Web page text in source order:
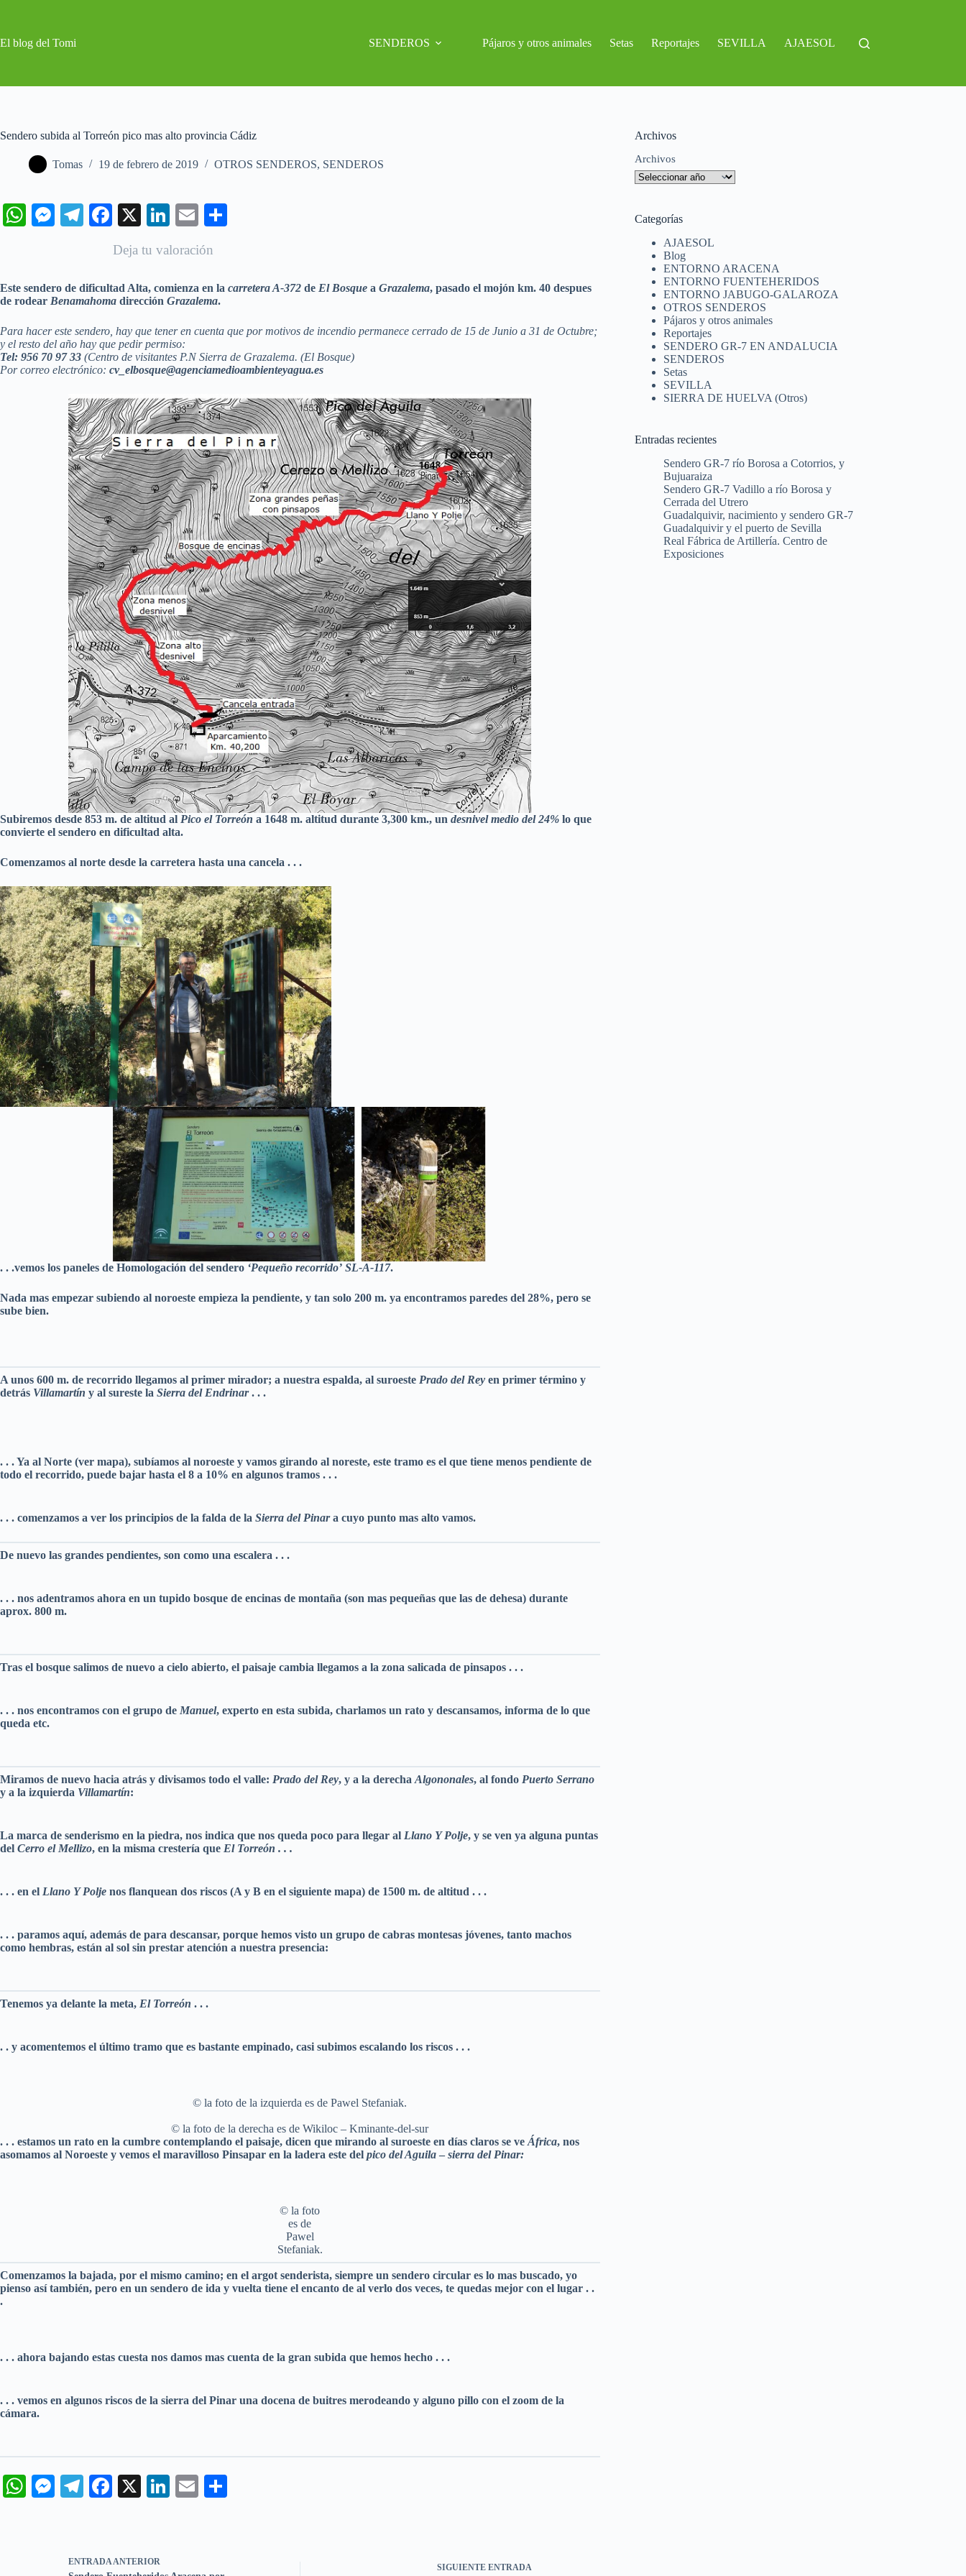
El blog del Tomi
SENDEROS Pájaros y otros animales Setas Reportajes SEVILLA AJAESOL
Sendero subida al Torreón pico mas alto provincia Cádiz
Tomas 19 de febrero de 2019 OTROS SENDEROS, SENDEROS
W
A
pp
M
ng
er
Te
a
m
Fa
bo
ok
X
Li
ed
In
E
ail
pa
r
Deja tu valoración
Este sendero de dificultad Alta, comienza en la carretera A-372 de El Bosque a Grazalema, pasado el mojón km. 40 despues
de rodear Benamahoma dirección Grazalema.
Para hacer este sendero, hay que tener en cuenta que por motivos de incendio permanece cerrado de 15 de Junio a 31 de Octubre;
y el resto del año hay que pedir permiso:
Tel: 956 70 97 33 (Centro de visitantes P.N Sierra de Grazalema. (El Bosque)
Por correo electrónico: cv_elbosque@agenciamedioambienteyagua.es
Subiremos desde 853 m. de altitud al Pico el Torreón a 1648 m. altitud durante 3,300 km., un desnivel medio del 24% lo que
convierte el sendero en dificultad alta.
Comenzamos al norte desde la carretera hasta una cancela . . .
. . .vemos los paneles de Homologación del sendero ‘Pequeño recorrido’ SL-A-117.
Nada mas empezar subiendo al noroeste empieza la pendiente, y tan solo 200 m. ya encontramos paredes del 28%, pero se
sube bien.
A unos 600 m. de recorrido llegamos al primer mirador; a nuestra espalda, al suroeste Prado del Rey en primer término y
detrás Villamartín y al sureste la Sierra del Endrinar. . .
. . . Ya al Norte (ver mapa), subíamos al noroeste y vamos girando al noreste, este tramo es el que tiene menos pendiente de
todo el recorrido, puede bajar hasta el 8 a 10% en algunos tramos . . .
. . . comenzamos a ver los principios de la falda de la Sierra del Pinara cuyo punto mas alto vamos.
De nuevo las grandes pendientes, son como una escalera . . .
. . . nos adentramos ahora en un tupido bosque de encinas de montaña (son mas pequeñas que las de dehesa) durante
aprox. 800 m.
Tras el bosque salimos de nuevo a cielo abierto, el paisaje cambia llegamos a la zona salicada de pinsapos . . .
. . . nos encontramos con el grupo de Manuel, experto en esta subida, charlamos un rato y descansamos, informa de lo que
queda etc.
Miramos de nuevo hacia atrás y divisamos todo el valle: Prado del Rey, y a la derecha Algononales, al fondo Puerto Serrano
y a la izquierda Villamartín:
La marca de senderismo en la piedra, nos indica que nos queda poco para llegar al Llano Y Polje, y se ven ya alguna puntas
del Cerro el Mellizo, en la misma crestería que El Torreón . . .
. . . en el Llano Y Polje nos flanquean dos riscos (A y B en el siguiente mapa) de 1500 m. de altitud . . .
. . . paramos aquí, además de para descansar, porque hemos visto un grupo de cabras montesas jóvenes, tanto machos
como hembras, están al sol sin prestar atención a nuestra presencia:
Tenemos ya delante la meta, El Torreón . . .
. . y acomentemos el último tramo que es bastante empinado, casi subimos escalando los riscos . . .
© la foto de la izquierda es de Pawel Stefaniak.
© la foto de la derecha es de Wikiloc – Kminante-del-sur
. . . estamos un rato en la cumbre contemplando el paisaje, dicen que mirando al suroeste en días claros se ve África, nos
asomamos al Noroeste y vemos el maravilloso Pinsapar en la ladera este del pico del Aguila – sierra del Pinar:
© la foto
es de
Pawel
Stefaniak.
Comenzamos la bajada, por el mismo camino; en el argot senderista, siempre un sendero circular es lo mas buscado, yo
pienso así también, pero en un sendero de ida y vuelta tiene el encanto de al verlo dos veces, te quedas mejor con el lugar . .
.
. . . ahora bajando estas cuesta nos damos mas cuenta de la gran subida que hemos hecho . . .
. . . vemos en algunos riscos de la sierra del Pinar una docena de buitres merodeando y alguno pillo con el zoom de la
cámara.
W
M
ng
Te
a
Fa
ok
X
Li
E
ENTRADAANTERIOR
SIGUIENTE ENTRADA
Archivos
Archivos
Categorías
AJAESOL
Blog
ENTORNO ARACENA
ENTORNO FUENTEHERIDOS
ENTORNO JABUGO-GALAROZA
OTROS SENDEROS
Pájaros y otros animales
Reportajes
SENDERO GR-7 EN ANDALUCIA
SENDEROS
Setas
SEVILLA
SIERRA DE HUELVA (Otros)
Entradas recientes
Sendero GR-7 río Borosa a Cotorrios, y
Bujuaraiza
Sendero GR-7 Vadillo a río Borosa y
Cerrada del Utrero
Guadalquivir, nacimiento y sendero GR-7
Guadalquivir y el puerto de Sevilla
Real Fábrica de Artillería. Centro de
Exposiciones